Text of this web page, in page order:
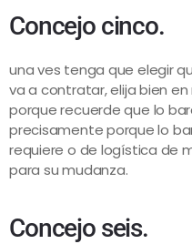
Concejo cinco.
una ves tenga que elegir
va a contratar, elija bien
porque recuerde que lo
precisamente porque lo
requiere o de logística de
para su mudanza.
Concejo seis.